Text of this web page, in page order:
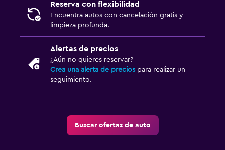
Reserva con flexibilidad
Encuentra autos con cancelación gratis y
limpieza profunda.
Alertas de precios
¿Aún no quieres reservar?
Crea una alerta de precios para realizar un
seguimiento.
Buscar ofertas de auto